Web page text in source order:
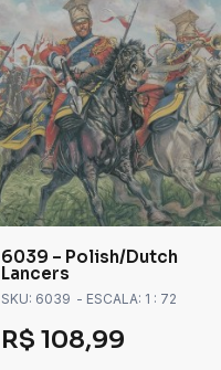
6039 – Polish/Dutch
Lancers
SKU: 6039 - ESCALA: 1 : 72
R$ 108,99